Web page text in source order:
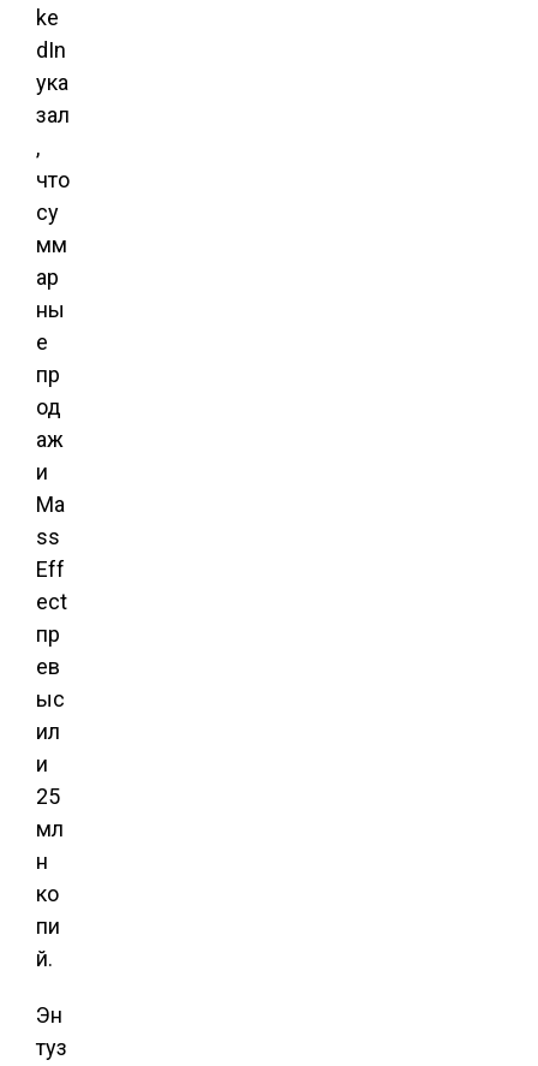
ke
dIn
ука
зал
,
что
су
мм
ар
ны
е
пр
од
аж
и
Ma
ss
Eff
ect
пр
ев
ыс
ил
и
25
мл
н
ко
пи
й.
Эн
туз